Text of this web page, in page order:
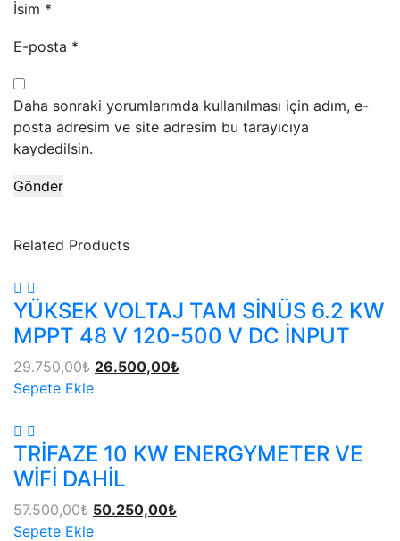
İsim *
E-posta *
Daha sonraki yorumlarımda kullanılması için adım, e-
posta adresim ve site adresim bu tarayıcıya
kaydedilsin.
Related Products
YÜKSEK VOLTAJ TAM SİNÜS 6.2 KW
MPPT 48 V 120-500 V DC İNPUT
29.750,00₺ 26.500,00₺
Sepete Ekle
TRİFAZE 10 KW ENERGYMETER VE
WİFİ DAHİL
57.500,00₺ 50.250,00₺
Sepete Ekle